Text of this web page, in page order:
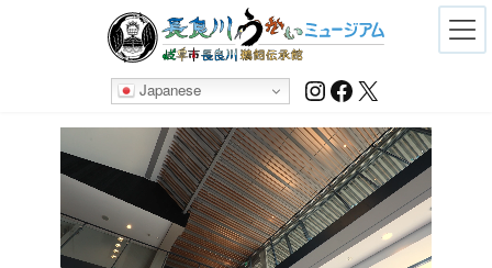
Japanese Instagram
Facebook
X